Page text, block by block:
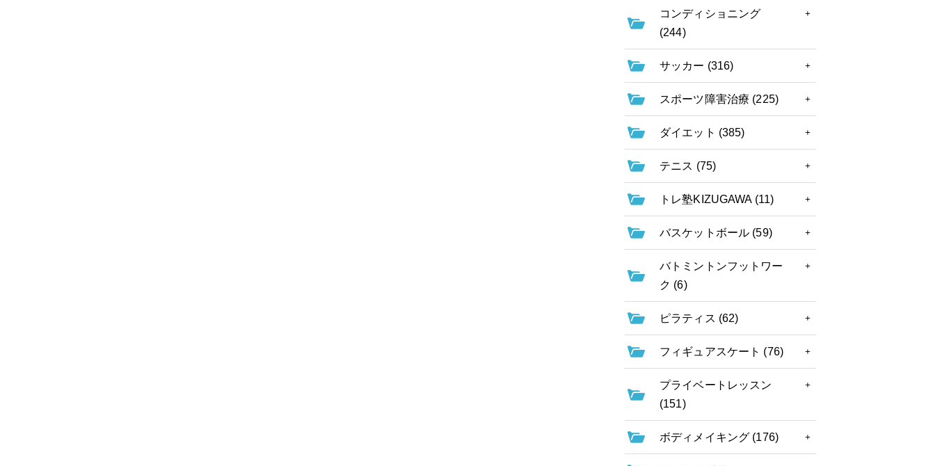
コンディショニング
(244)
サッカー (316)
スポーツ障害治療 (225)
ダイエット (385)
テニス (75)
トレ塾KIZUGAWA (11)
バスケットボール (59)
バトミントンフットワー
ク (6)
ピラティス (62)
フィギュアスケート (76)
プライベートレッスン
(151)
ボディメイキング (176)